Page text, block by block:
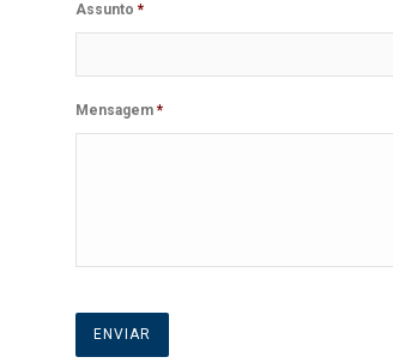
Assunto *
Mensagem *